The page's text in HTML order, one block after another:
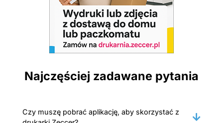
Najczęściej zadawane pytania
Czy muszę pobrać aplikację, aby skorzystać z